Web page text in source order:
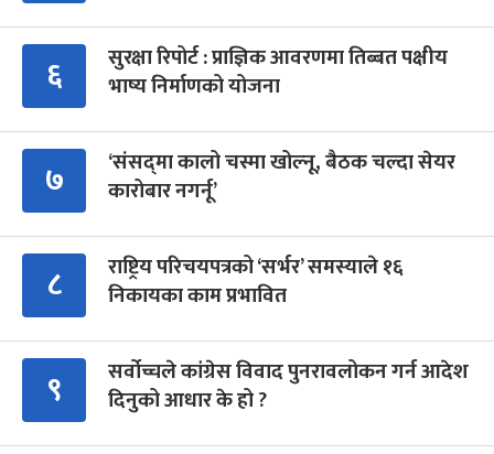
६
सुरक्षा रिपोर्ट : प्राज्ञिक आवरणमा तिब्बत पक्षीय
भाष्य निर्माणको योजना
७
‘संसद्‍मा कालो चस्मा खोल्नू, बैठक चल्दा सेयर
कारोबार नगर्नू’
८
राष्ट्रिय परिचयपत्रको ‘सर्भर’ समस्याले १६
निकायका काम प्रभावित
९
सर्वोच्चले कांग्रेस विवाद पुनरावलोकन गर्न आदेश
दिनुको आधार के हो ?